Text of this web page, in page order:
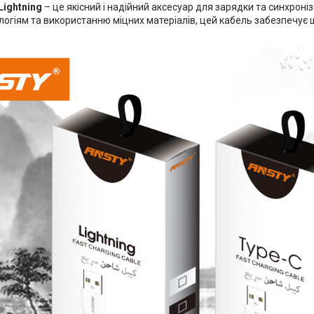
– це якісний і надійний аксесуар для зарядки та
та використанню міцних матеріалів, цей кабель